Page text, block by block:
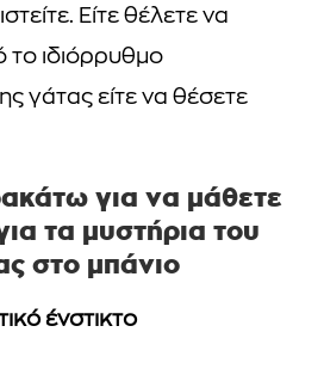
Είτε θέλετε να
το ιδιόρρυθμο
γάτας είτε να θέσετε
για να μάθετε
τα μυστήρια του
στο μπάνιο
ένστικτο